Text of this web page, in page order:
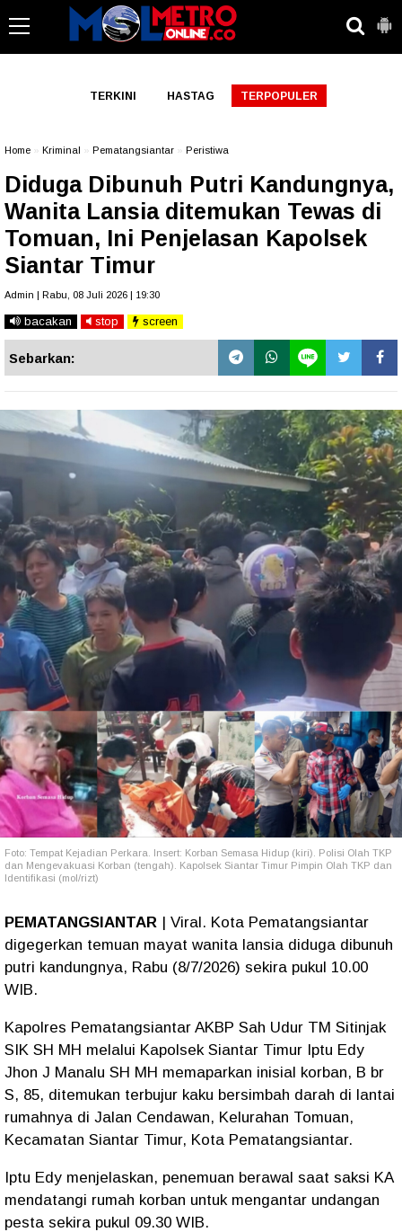
TERKINI HASTAG TERPOPULER
Home Kriminal Pematangsiantar Peristiwa
Diduga Dibunuh Putri Kandungnya,
Wanita Lansia ditemukan Tewas di
Tomuan, Ini Penjelasan Kapolsek
Siantar Timur
Admin | Rabu, 08 Juli 2026 | 19:30
bacakan stop screen
Sebarkan:
Foto: Tempat Kejadian Perkara. Insert: Korban Semasa Hidup (kiri). Polisi Olah TKP
dan Mengevakuasi Korban (tengah). Kapolsek Siantar Timur Pimpin Olah TKP dan
Identifikasi (mol/rizt)
PEMATANGSIANTAR | Viral. Kota Pematangsiantar
digegerkan temuan mayat wanita lansia diduga dibunuh
putri kandungnya, Rabu (8/7/2026) sekira pukul 10.00
WIB.
Kapolres Pematangsiantar AKBP Sah Udur TM Sitinjak
SIK SH MH melalui Kapolsek Siantar Timur Iptu Edy
Jhon J Manalu SH MH memaparkan inisial korban, B br
S, 85, ditemukan terbujur kaku bersimbah darah di lantai
rumahnya di Jalan Cendawan, Kelurahan Tomuan,
Kecamatan Siantar Timur, Kota Pematangsiantar.
Iptu Edy menjelaskan, penemuan berawal saat saksi KA
mendatangi rumah korban untuk mengantar undangan
pesta sekira pukul 09.30 WIB.